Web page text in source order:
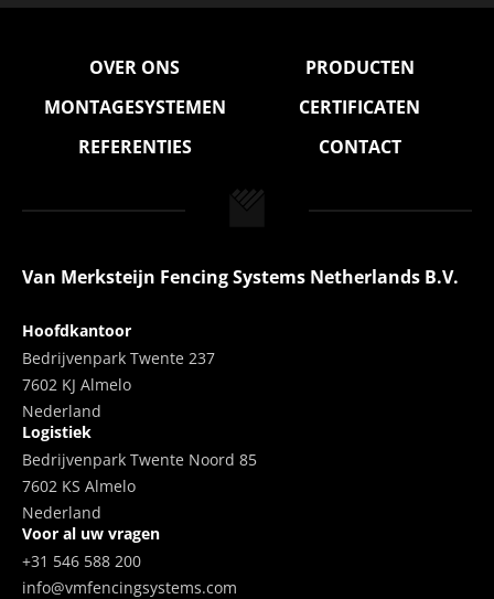
OVER ONS
PRODUCTEN
MONTAGESYSTEMEN
CERTIFICATEN
REFERENTIES
CONTACT
Van Merksteijn Fencing Systems Netherlands B.V.
Hoofdkantoor
Bedrijvenpark Twente 237
7602 KJ Almelo
Nederland
Logistiek
Bedrijvenpark Twente Noord 85
7602 KS Almelo
Nederland
Voor al uw vragen
+31 546 588 200
info@vmfencingsystems.com